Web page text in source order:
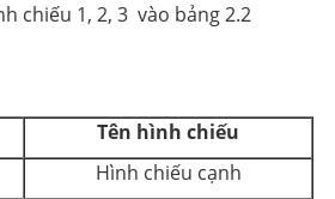
chiếu 1, 2, 3 vào bảng 2.2
Tên hình chiếu
Hình chiếu cạnh